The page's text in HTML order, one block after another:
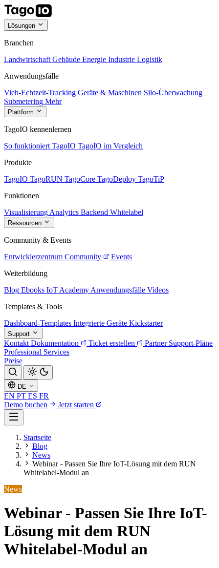
Lösungen
Branchen
Landwirtschaft Gebäude Energie Industrie Logistik
Anwendungsfälle
Vieh-Echtzeit-Tracking Geräte & Maschinen Silo-Überwachung
Submetering Mehr
Plattform
TagoIO kennenlernen
So funktioniert TagoIO TagoIO im Vergleich
Produkte
TagoIO TagoRUN TagoCore TagoDeploy TagoTiP
Funktionen
Visualisierung Analytics Backend Whitelabel
Ressourcen
Community & Events
Entwicklerzentrum Community
Events
Weiterbildung
Blog Ebooks IoT Academy Anwendungsfälle Videos
Templates & Tools
Dashboard-Templates Integrierte Geräte Kickstarter
Support
Kontakt Dokumentation Ticket erstellen Partner Support-Pläne
Professional Services
Preise
DE
EN PT ES FR
Demo buchen
Jetzt starten
Startseite
Blog
News
Webinar - Passen Sie Ihre IoT-Lösung mit dem RUN
Whitelabel-Modul an
News
Webinar - Passen Sie Ihre IoT-
Lösung mit dem RUN
Whitelabel-Modul an